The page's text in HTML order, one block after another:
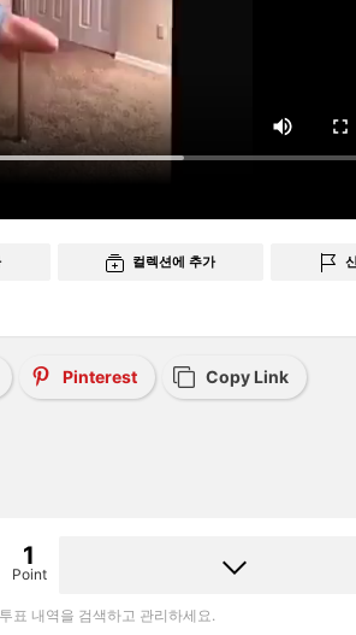
컬렉션에 추가
Pinterest Copy Link
1
Point
표 내역을 검색하고 관리하세요.